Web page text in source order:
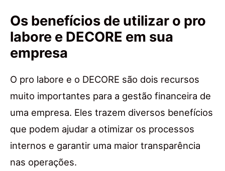
Os benefícios de utilizar o pro
labore e DECORE em sua
empresa
O pro labore e o DECORE são dois recursos
muito importantes para a gestão financeira de
uma empresa. Eles trazem diversos benefícios
que podem ajudar a otimizar os processos
internos e garantir uma maior transparência
nas operações.